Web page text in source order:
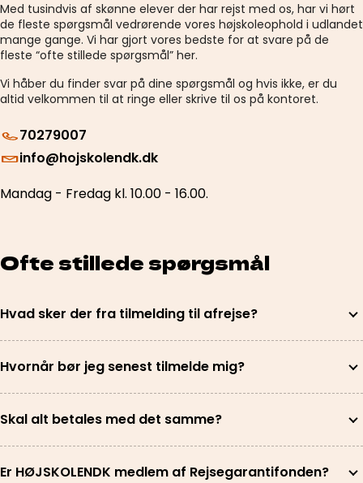
Med tusindvis af skønne elever der har rejst med os, har vi hørt
de fleste spørgsmål vedrørende vores højskoleophold i udlandet
mange gange. Vi har gjort vores bedste for at svare på de
fleste “ofte stillede spørgsmål” her.
Vi håber du finder svar på dine spørgsmål og hvis ikke, er du
altid velkommen til at ringe eller skrive til os på kontoret.
70279007
info@hojskolendk.dk
Mandag - Fredag kl. 10.00 - 16.00.
Ofte stillede spørgsmål
Hvad sker der fra tilmelding til afrejse?
Hvornår bør jeg senest tilmelde mig?
Skal alt betales med det samme?
Er HØJSKOLENDK medlem af Rejsegarantifonden?